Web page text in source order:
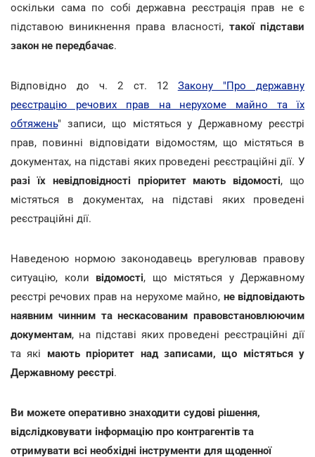
оскільки сама по собі державна реєстрація прав не є
підставою виникнення права власності, такої підстави
закон не передбачає.
Відповідно до ч. 2 ст. 12 Закону "Про державну
реєстрацію речових прав на нерухоме майно та їх
обтяжень" записи, що містяться у Державному реєстрі
прав, повинні відповідати відомостям, що містяться в
документах, на підставі яких проведені реєстраційні дії. У
разі їх невідповідності
пріоритет мають відомості, що
містяться в документах, на підставі яких проведені
реєстраційні дії.
Наведеною нормою законодавець врегулював правову
ситуацію, коли відомості, що містяться у Державному
реєстрі речових прав на нерухоме майно, не відповідають
наявним чинним та нескасованим правовстановлюючим
документам, на підставі яких проведені реєстраційні дії
та які мають пріоритет над записами, що містяться у
Державному реєстрі.
Ви можете оперативно знаходити судові рішення,
відслідковувати інформацію про контрагентів та
отримувати всі необхідні інструменти для щоденної